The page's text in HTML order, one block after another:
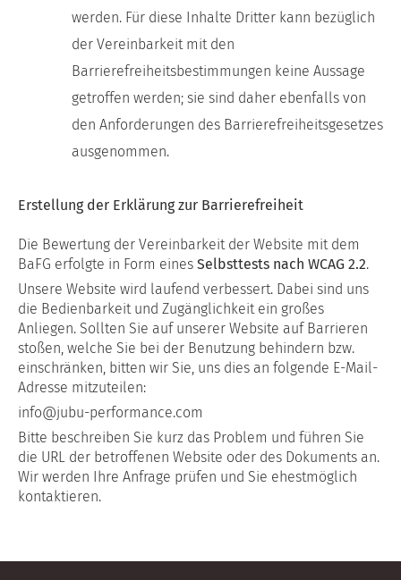
werden. Für diese Inhalte Dritter kann bezüglich
der Vereinbarkeit mit den
Barrierefreiheitsbestimmungen keine Aussage
getroffen werden; sie sind daher ebenfalls von
den Anforderungen des Barrierefreiheitsgesetzes
ausgenommen.
Erstellung der Erklärung zur Barrierefreiheit
Die Bewertung der Vereinbarkeit der Website mit dem
BaFG erfolgte in Form eines Selbsttests nach WCAG 2.2.
Unsere Website wird laufend verbessert. Dabei sind uns
die Bedienbarkeit und Zugänglichkeit ein großes
Anliegen. Sollten Sie auf unserer Website auf Barrieren
stoßen, welche Sie bei der Benutzung behindern bzw.
einschränken, bitten wir Sie, uns dies an folgende E-Mail-
Adresse mitzuteilen:
info@jubu-performance.com
Bitte beschreiben Sie kurz das Problem und führen Sie
die URL der betroffenen Website oder des Dokuments an.
Wir werden Ihre Anfrage prüfen und Sie ehestmöglich
kontaktieren.